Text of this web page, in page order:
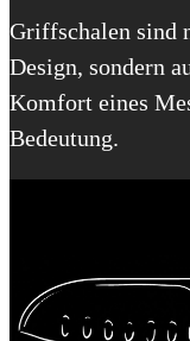
Griffschalen sind
Design, sondern
Komfort eines
Bedeutung.